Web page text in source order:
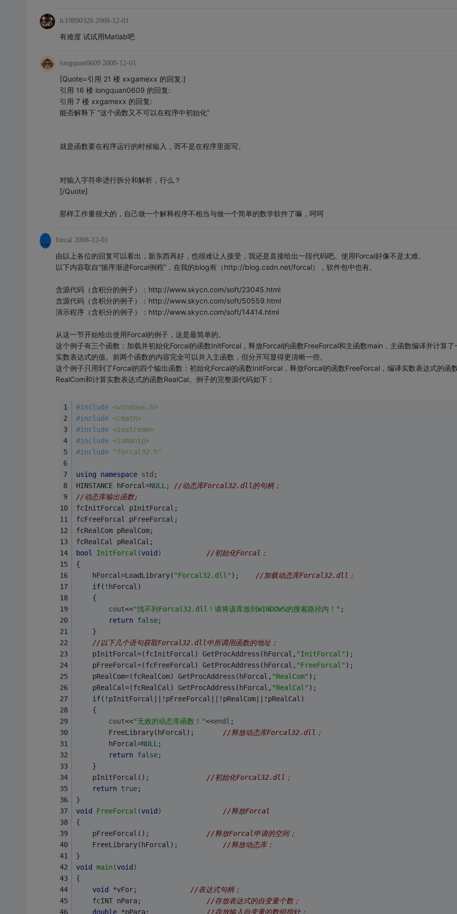
lc19890326 2008-12-01
有难度 试试用Matlab吧
longquan0609 2008-12-01
[Quote=引用 21 楼 xxgamexx 的回复:]
引用 16 楼 longquan0609 的回复:
引用 7 楼 xxgamexx 的回复:
能否解释下 “这个函数又不可以在程序中初始化”
就是函数要在程序运行的时候输入，而不是在程序里面写。
对输入字符串进行拆分和解析，行么？
[/Quote]
那样工作量很大的，自己做一个解释程序不相当与做一个简单的数学软件了嘛，呵呵
forcal 2008-12-01
由以上各位的回复可以看出，新东西再好，也很难让人接受，我还是直接给出一段代码吧。使用Forcal好像不是太难。
以下内容取自“循序渐进Forcal例程”，在我的blog有（http://blog.csdn.net/forcal），软件包中也有。
含源代码（含积分的例子）：http://www.skycn.com/soft/23045.html
含源代码（含积分的例子）：http://www.skycn.com/soft/50559.html
演示程序（含积分的例子）：http://www.skycn.com/soft/14414.html
从这一节开始给出使用Forcal的例子，这是最简单的。
这个例子有三个函数：加载并初始化Forcal的函数InitForcal，释放Forcal的函数FreeForcal和主函数main，主函数编译并计算了
实数表达式的值。前两个函数的内容完全可以并入主函数，但分开写显得更清晰一些。
这个例子只用到了Forcal的四个输出函数：初始化Forcal的函数InitForcal，释放Forcal的函数FreeForcal，编译实数表达式的函
RealCom和计算实数表达式的函数RealCal。例子的完整源代码如下：
#include <windows.h>
#include <cmath>
#include <iostream>
#include <iomanip>
#include "forcal32.h"
using namespace std ;
HINSTANCE hForcal=NULL
//动态库Forcal32.dll的句柄；
//动态库输出函数;
fcInitForcal pInitForcal;
fcFreeForcal pFreeForcal;
fcRealCom pRealCom;
fcRealCal pRealCal;
bool
InitForcal (void )
//初始化Forcal；
{
	hForcal=LoadLibrary(
"Forcal32.dll"
//加载动态库Forcal32.dll；
if(!hForcal)
	{
cout<<"找不到Forcal32.dll！请将该库放到WINDOWS的搜索路径内！" ;
return false;
	}
//以下几个语句获取Forcal32.dll中所调用函数的地址；
	pInitForcal=(fcInitForcal) GetProcAddress(hForcal,
"InitForcal" );
	pFreeForcal=(fcFreeForcal) GetProcAddress(hForcal,
"FreeForcal" );
	pRealCom=(fcRealCom) GetProcAddress(hForcal,
"RealCom" );
	pRealCal=(fcRealCal) GetProcAddress(hForcal,
"RealCal" );
if(!pInitForcal||!pFreeForcal||!pRealCom||!pRealCal)
	{
cout<<"无效的动态库函数！"<<endl ;
//释放动态库Forcal32.dll；
		hForcal=
NULL ;
return false;
	}
//初始化Forcal32.dll；
return true;
}
void
FreeForcal (void )
//释放Forcal
{
//释放Forcal申请的空间；
//释放动态库；
}
void
main(void )
{
void
//表达式句柄；
//存放表达式的自变量个数；
double
//存放输入自变量的数组指针；